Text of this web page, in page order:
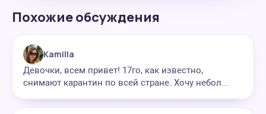
Похожие обсуждения
Kamilla
Девочки, всем привет! 17го, как известно,
снимают карантин по всей стране. Хочу небол...